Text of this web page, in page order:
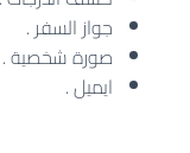
جواز السفر .
صورة شخصية .
ايميل .